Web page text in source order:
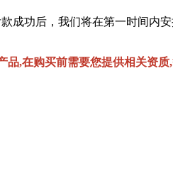
成功后，我们将在第一时间内安
,在购买前需要您提供相关资质